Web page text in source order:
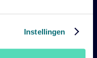
Instellingen